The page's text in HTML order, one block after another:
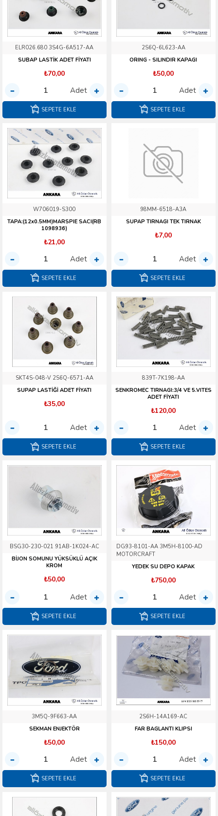
ELR026.680 3S4G-6A517-AA
SUBAP LASTİK ADET FİYATI
₺70,00
Adet
SEPETE EKLE
2S6Q-6L623-AA
ORING - SILINDIR KAPAGI
₺50,00
Adet
SEPETE EKLE
W706019-S300
TAPA:(12x0.5MM)MARSPIE SACI(RB
1098936)
₺21,00
Adet
SEPETE EKLE
98MM-6518-A3A
SUPAP TIRNAGI TEK TIRNAK
₺7,00
Adet
SEPETE EKLE
SKT4S-048-V 2S6Q-6571-AA
SUPAP LASTİĞİ ADET FİYATI
₺35,00
Adet
SEPETE EKLE
839T-7K198-AA
SENKROMEC TIRNAGI:3/4 VE 5.VITES
ADET FİYATI
₺120,00
Adet
SEPETE EKLE
BSG30-230-021 91AB-1K024-AC
BİJON SOMUNU YÜKSÜKLÜ AÇIK
KROM
₺50,00
Adet
SEPETE EKLE
DG93-8101-AA 3M5H-8100-AD
MOTORCRAFT
YEDEK SU DEPO KAPAK
₺750,00
Adet
SEPETE EKLE
3M5Q-9F663-AA
SEKMAN ENJEKTÖR
₺50,00
Adet
SEPETE EKLE
2S6H-14A169-AC
FAR BAGLANTI KLIPSI
₺150,00
Adet
SEPETE EKLE